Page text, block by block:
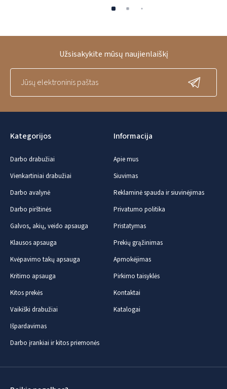
Kategorijos
Darbo drabužiai
Vienkartiniai drabužiai
Darbo avalynė
Darbo pirštinės
Galvos, akių, veido apsauga
Klausos apsauga
Kvėpavimo takų apsauga
Kritimo apsauga
Kitos prekės
Vaikiški drabužiai
Išpardavimas
Darbo įrankiai ir kitos priemonės
Informacija
Apie mus
Siuvimas
Reklaminė spauda ir siuvinėjimas
Privatumo politika
Pristatymas
Prekių grąžinimas
Apmokėjimas
Pirkimo taisyklės
Kontaktai
Katalogai
Užsisakykite mūsų naujienlaiškį